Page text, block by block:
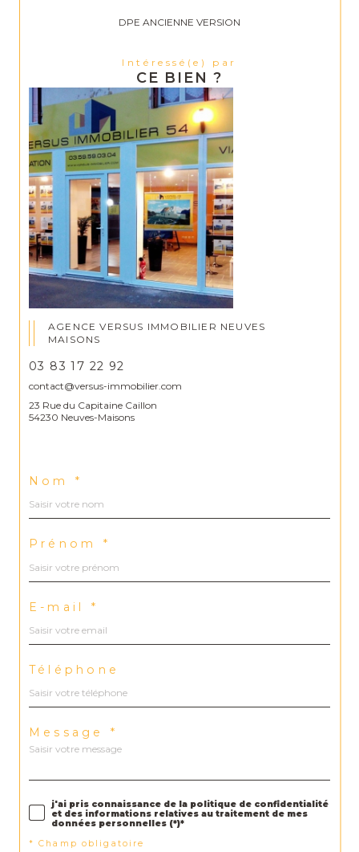
DPE ANCIENNE VERSION
Intéressé(e) par
CE BIEN ?
AGENCE VERSUS IMMOBILIER NEUVES
MAISONS
03 83 17 22 92
contact@versus-immobilier.com
23 Rue du Capitaine Caillon
54230 Neuves-Maisons
Nom *
Prénom *
E-mail *
Téléphone
Message *
j'ai pris connaissance de la politique de confidentialité
et des informations relatives au traitement de mes
données personnelles (*)*
* Champ obligatoire